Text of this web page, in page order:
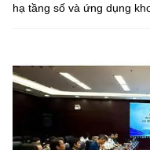
hạ tầng số và ứng dụng